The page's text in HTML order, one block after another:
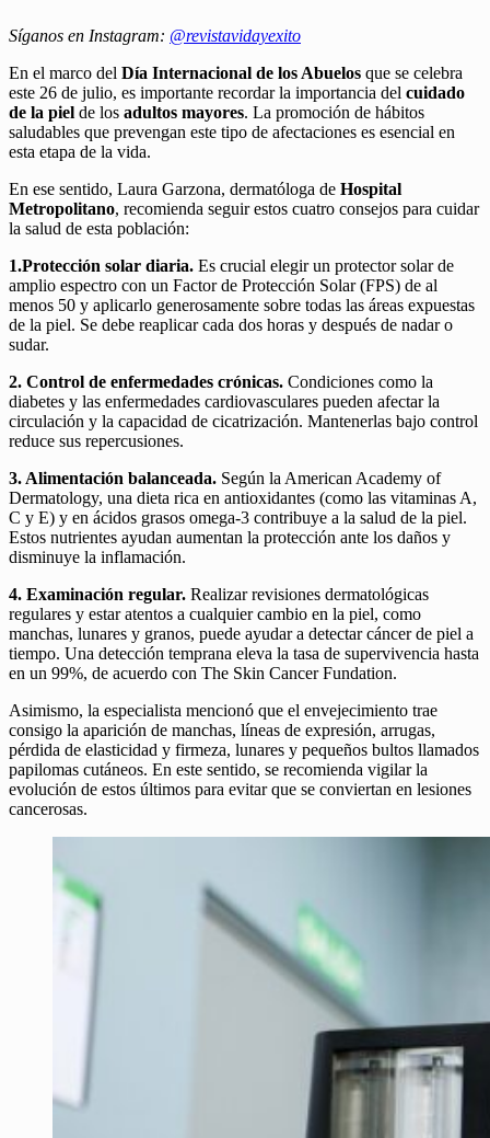
Síganos en Instagram: @revistavidayexito
En el marco del Día Internacional de los Abuelos que se celebra
este 26 de julio, es importante recordar la importancia del cuidado
de la piel de los adultos mayores. La promoción de hábitos
saludables que prevengan este tipo de afectaciones es esencial en
esta etapa de la vida.
En ese sentido, Laura Garzona, dermatóloga de Hospital
Metropolitano, recomienda seguir estos cuatro consejos para cuidar
la salud de esta población:
1.Protección solar diaria. Es crucial elegir un protector solar de
amplio espectro con un Factor de Protección Solar (FPS) de al
menos 50 y aplicarlo generosamente sobre todas las áreas expuestas
de la piel. Se debe reaplicar cada dos horas y después de nadar o
sudar.
2. Control de enfermedades crónicas. Condiciones como la
diabetes y las enfermedades cardiovasculares pueden afectar la
circulación y la capacidad de cicatrización. Mantenerlas bajo control
reduce sus repercusiones.
3. Alimentación balanceada. Según la American Academy of
Dermatology, una dieta rica en antioxidantes (como las vitaminas A,
C y E) y en ácidos grasos omega-3 contribuye a la salud de la piel.
Estos nutrientes ayudan aumentan la protección ante los daños y
disminuye la inflamación.
4. Examinación regular. Realizar revisiones dermatológicas
regulares y estar atentos a cualquier cambio en la piel, como
manchas, lunares y granos, puede ayudar a detectar cáncer de piel a
tiempo. Una detección temprana eleva la tasa de supervivencia hasta
en un 99%, de acuerdo con The Skin Cancer Fundation.
Asimismo, la especialista mencionó que el envejecimiento trae
consigo la aparición de manchas, líneas de expresión, arrugas,
pérdida de elasticidad y firmeza, lunares y pequeños bultos llamados
papilomas cutáneos. En este sentido, se recomienda vigilar la
evolución de estos últimos para evitar que se conviertan en lesiones
cancerosas.